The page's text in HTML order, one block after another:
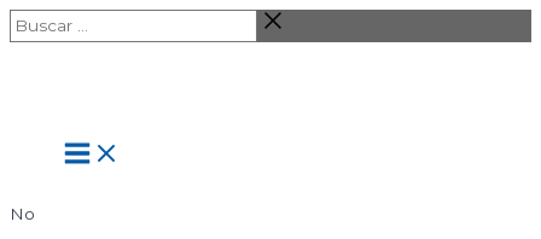
Ir
al
Buscar
…
Main
Menu
No